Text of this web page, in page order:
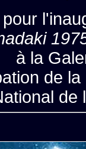
à la
de
de